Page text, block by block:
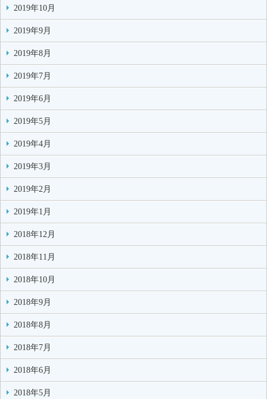
2019年10月
2019年9月
2019年8月
2019年7月
2019年6月
2019年5月
2019年4月
2019年3月
2019年2月
2019年1月
2018年12月
2018年11月
2018年10月
2018年9月
2018年8月
2018年7月
2018年6月
2018年5月